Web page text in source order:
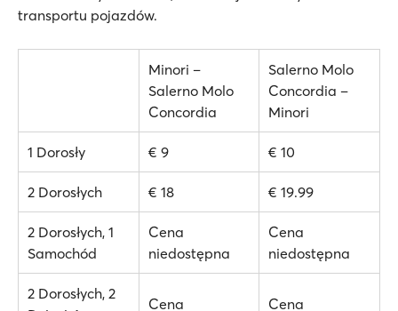
transportu pojazdów.
Minori –
Salerno Molo
Concordia
Salerno Molo
Concordia –
Minori
1 Dorosły € 9 € 10
2 Dorosłych € 18 € 19.99
2 Dorosłych, 1
Samochód
Cena
niedostępna
Cena
niedostępna
2 Dorosłych, 2
Cena
Cena